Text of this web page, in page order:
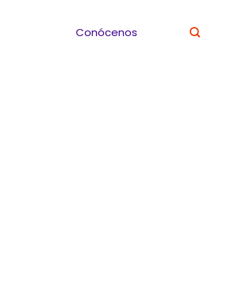
Conócenos